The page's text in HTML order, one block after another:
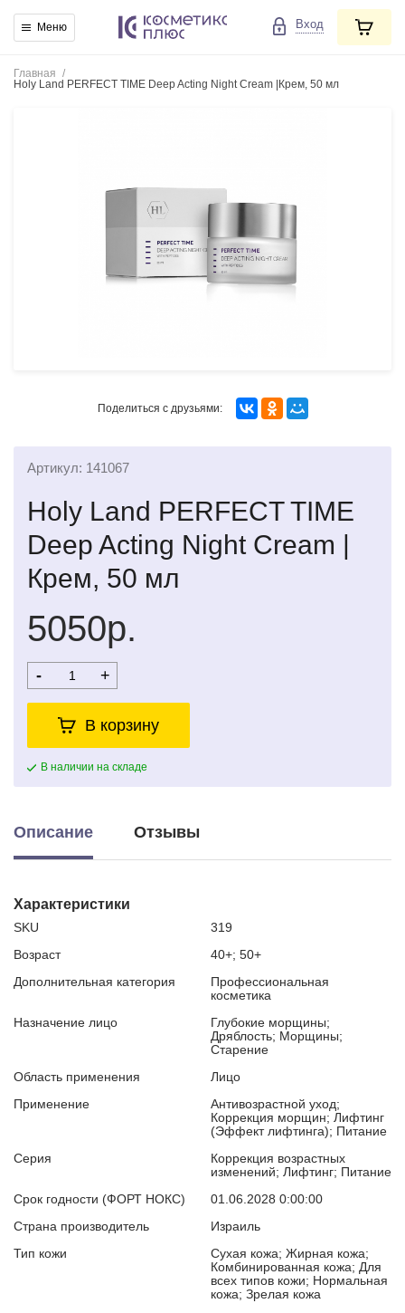
Меню Вход
Главная /
Holy Land PERFECT TIME Deep Acting Night Cream |Крем, 50 мл
Поделиться с друзьями:
Артикул: 141067
Holy Land PERFECT TIME
Deep Acting Night Cream |
Крем, 50 мл
5050р.
- +
В корзину
В наличии на складе
Описание Отзывы
Характеристики
SKU
319
Возраст
40+; 50+
Дополнительная категория
Профессиональная
косметика
Назначение лицо
Глубокие морщины;
Дряблость; Морщины;
Старение
Область применения
Лицо
Применение
Антивозрастной уход;
Коррекция морщин; Лифтинг
(Эффект лифтинга); Питание
Серия
Коррекция возрастных
изменений; Лифтинг; Питание
Срок годности (ФОРТ НОКС)
01.06.2028 0:00:00
Страна производитель
Израиль
Тип кожи
Сухая кожа; Жирная кожа;
Комбинированная кожа; Для
всех типов кожи; Нормальная
кожа; Зрелая кожа